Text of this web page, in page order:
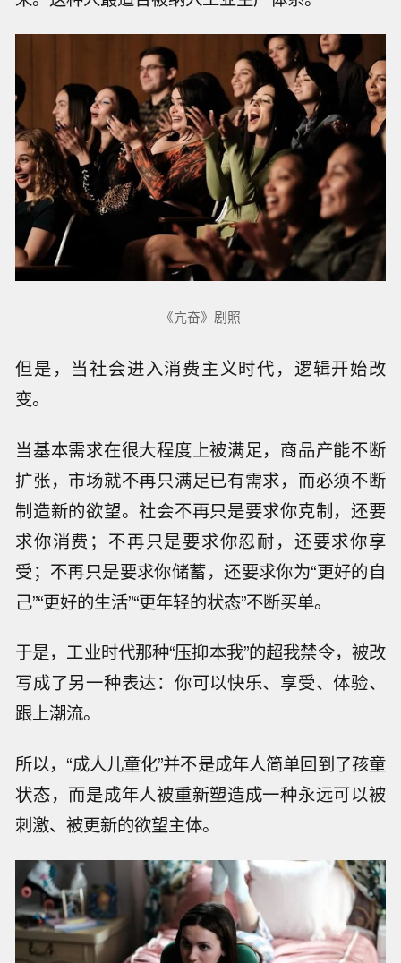
《亢奋》剧照
但是，当社会进入消费主义时代，逻辑开始改
变。
当基本需求在很大程度上被满足，商品产能不断
扩张，市场就不再只满足已有需求，而必须不断
制造新的欲望。社会不再只是要求你克制，还要
求你消费；不再只是要求你忍耐，还要求你享
受；不再只是要求你储蓄，还要求你为“更好的自
己”“更好的生活”“更年轻的状态”不断买单。
于是，工业时代那种“压抑本我”的超我禁令，被改
写成了另一种表达：你可以快乐、享受、体验、
跟上潮流。
所以，“成人儿童化”并不是成年人简单回到了孩童
状态，而是成年人被重新塑造成一种永远可以被
刺激、被更新的欲望主体。